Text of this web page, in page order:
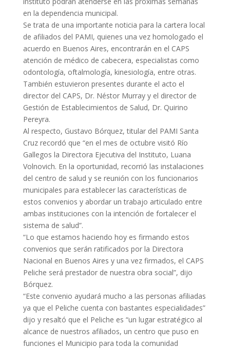
en la dependencia municipal.
Se trata de una importante noticia para la cartera local
de afiliados del PAMI, quienes una vez homologado el
acuerdo en Buenos Aires, encontrarán en el CAPS
atención de médico de cabecera, especialistas como
odontología, oftalmología, kinesiología, entre otras.
También estuvieron presentes durante el acto el
director del CAPS, Dr. Néstor Murray y el director de
Gestión de Establecimientos de Salud, Dr. Quirino
Pereyra.
Al respecto, Gustavo Bórquez, titular del PAMI Santa
Cruz recordó que “en el mes de octubre visitó Río
Gallegos la Directora Ejecutiva del Instituto, Luana
Volnovich. En la oportunidad, recorrió las instalaciones
del centro de salud y se reunión con los funcionarios
municipales para establecer las características de
estos convenios y abordar un trabajo articulado entre
ambas instituciones con la intención de fortalecer el
sistema de salud”.
“Lo que estamos haciendo hoy es firmando estos
convenios que serán ratificados por la Directora
Nacional en Buenos Aires y una vez firmados, el CAPS
Peliche será prestador de nuestra obra social”, dijo
Bórquez.
“Este convenio ayudará mucho a las personas afiliadas
ya que el Peliche cuenta con bastantes especialidades”
dijo y resaltó que el Peliche es “un lugar estratégico al
alcance de nuestros afiliados, un centro que puso en
funciones el Municipio para toda la comunidad